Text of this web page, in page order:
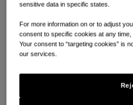
recenti studi clinici hanno
nostri marchi iconici, dalla
Influenzare la cura
sensitive data in specific states.
For more information on or to adjust
consent to specific cookies at any time,
Your consent to “targeting cookies” is
our services.